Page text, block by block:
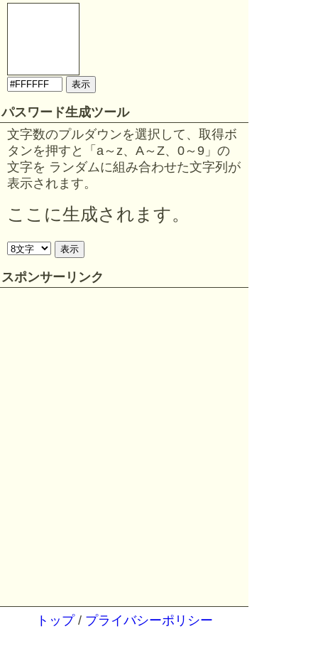
パスワード生成ツール
文字数のプルダウンを選択して、取得ボ
タンを押すと「a～z、A～Z、0～9」の
文字を ランダムに組み合わせた文字列が
表示されます。
ここに生成されます。
スポンサーリンク
トップ/ プライバシーポリシー